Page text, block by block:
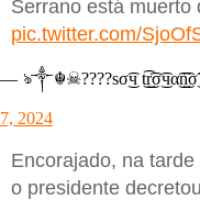
Serrano está muerto
pic.twitter.com/
— ঌ༒☬☠????ѕσ͜͡ч
7, 2024
Encorajado, na
o presidente